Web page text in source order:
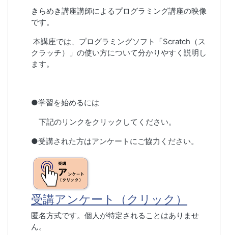
きらめき講座講師によるプログラミング講座の映像
です。
本講座では、プログラミングソフト「Scratch（ス
クラッチ）」の使い方について分かりやすく説明し
ます。
●学習を始めるには
下記のリンクをクリックしてください。
●受講された方はアンケートにご協力ください。
受講アンケート（クリック）
匿名方式です。個人が特定されることはありませ
ん。